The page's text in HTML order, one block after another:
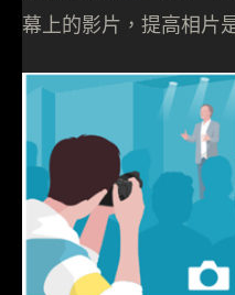
幕上的影片，提高相片